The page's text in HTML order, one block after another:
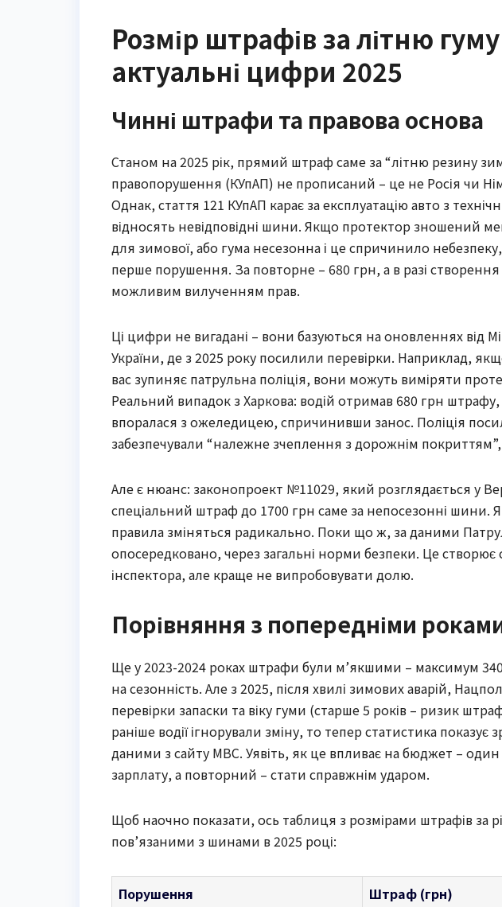
Розмір штрафів за літню
актуальні цифри 2025
Чинні штрафи та правова основа
Станом на 2025 рік, прямий штраф саме за “літню резину
правопорушення (КУпАП) не прописаний – це не Росія чи
Однак, стаття 121 КУпАП карає за експлуатацію авто з
відносять невідповідні шини. Якщо протектор зношений
для зимової, або гума несезонна і це спричинило
перше порушення. За повторне – 680 грн, а в разі створення
можливим вилученням прав.
Ці цифри не вигадані – вони базуються на оновленнях від
України, де з 2025 року посилили перевірки. Наприклад, якщо
вас зупиняє патрульна поліція, вони можуть виміряти
Реальний випадок з Харкова: водій отримав 680 грн
впоралася з ожеледицею, спричинивши занос. Поліція
забезпечували “належне зчеплення з дорожнім
Але є нюанс: законопроект №11029, який розглядається у
спеціальний штраф до 1700 грн саме за непосезонні шини.
правила зміняться радикально. Поки що ж, за даними
опосередковано, через загальні норми безпеки. Це створює
інспектора, але краще не випробовувати долю.
Порівняння з попередніми
Ще у 2023-2024 роках штрафи були м’якшими – максимум
на сезонність. Але з 2025, після хвилі зимових аварій,
перевірки запаски та віку гуми (старше 5 років – ризик
раніше водії ігнорували зміну, то тепер статистика
даними з сайту МВС. Уявіть, як це впливає на бюджет –
зарплату, а повторний – стати справжнім ударом.
Щоб наочно показати, ось таблиця з розмірами штрафів за
пов’язаними з шинами в 2025 році:
Порушення Штраф (грн)